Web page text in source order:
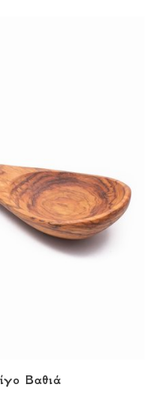
Βαθιά